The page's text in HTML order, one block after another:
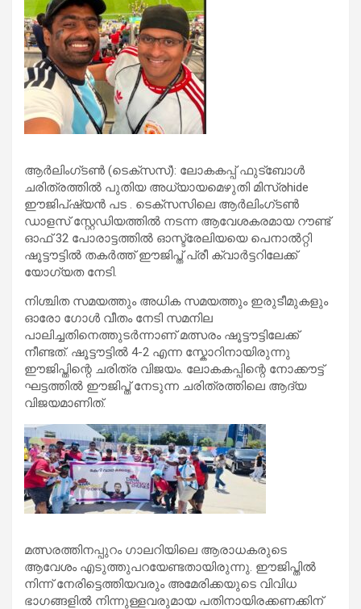
ആർലിംഗ്ടൺ (ടെക്സസ്): ലോകകപ്പ് ഫുട്ബോൾ
ചരിത്രത്തിൽ പുതിയ അധ്യായമെഴുതി മിസ്രhide
ഈജിപ്ഷ്യൻ പട . ടെക്സസിലെ ആർലിംഗ്ടൺ
ഡാളസ് സ്റ്റേഡിയത്തിൽ നടന്ന ആവേശകരമായ റൗണ്ട്
ഓഫ് 32 പോരാട്ടത്തിൽ ഓസ്ട്രേലിയയെ പെനാൽറ്റി
ഷൂട്ടൗട്ടിൽ തകർത്ത് ഈജിപ്ത് പ്രീ ക്വാർട്ടറിലേക്ക്
യോഗ്യത നേടി.
നിശ്ചിത സമയത്തും അധിക സമയത്തും ഇരുടീമുകളും
ഓരോ ഗോൾ വീതം നേടി സമനില
പാലിച്ചതിനെത്തുടർന്നാണ് മത്സരം ഷൂട്ടൗട്ടിലേക്ക്
നീണ്ടത്. ഷൂട്ടൗട്ടിൽ 4-2 എന്ന സ്കോറിനായിരുന്നു
ഈജിപ്തിന്റെ ചരിത്ര വിജയം. ലോകകപ്പിന്റെ നോക്കൗട്ട്
ഘട്ടത്തിൽ ഈജിപ്ത് നേടുന്ന ചരിത്രത്തിലെ ആദ്യ
വിജയമാണിത്.
മത്സരത്തിനപ്പുറം ഗാലറിയിലെ ആരാധകരുടെ
ആവേശം എടുത്തുപറയേണ്ടതായിരുന്നു. ഈജിപ്തിൽ
നിന്ന് നേരിട്ടെത്തിയവരും അമേരിക്കയുടെ വിവിധ
ഭാഗങ്ങളിൽ നിന്നുള്ളവരുമായ പതിനായിരക്കണക്കിന്